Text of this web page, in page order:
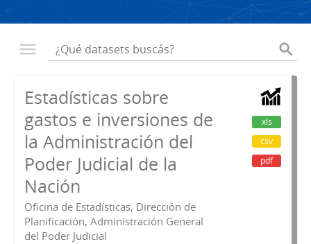
Estadísticas sobre
gastos e inversiones de
la Administración del
Poder Judicial de la
Nación
Oficina de Estadísticas, Dirección de
Planificación, Administración General
del Poder Judicial
xls
csv
pdf